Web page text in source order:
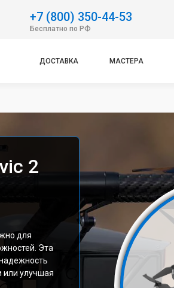
+7 (800) 350-44-53
Бесплатно по РФ
ДОСТАВКА МАСТЕРА
2
для
Эта
или улучшая